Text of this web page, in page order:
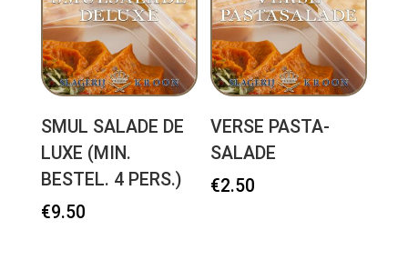
SMUL SALADE DE
LUXE (MIN.
BESTEL. 4 PERS.)
€9.50
VERSE PASTA-
SALADE
€2.50